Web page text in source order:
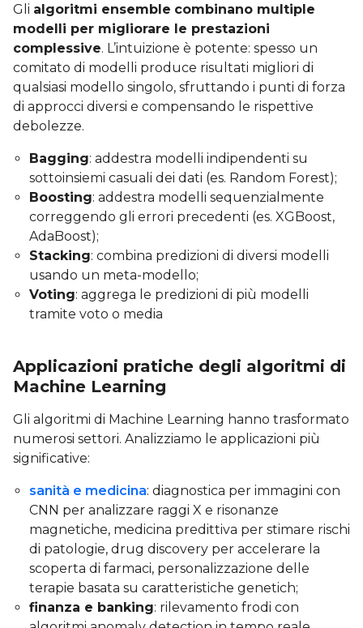
Gli algoritmi ensemble combinano multiple
modelli per migliorare le prestazioni
complessive. L’intuizione è potente: spesso un
comitato di modelli produce risultati migliori di
qualsiasi modello singolo, sfruttando i punti di forza
di approcci diversi e compensando le rispettive
debolezze.
Bagging: addestra modelli indipendenti su
sottoinsiemi casuali dei dati (es. Random Forest);
Boosting: addestra modelli sequenzialmente
correggendo gli errori precedenti (es. XGBoost,
AdaBoost);
Stacking: combina predizioni di diversi modelli
usando un meta-modello;
Voting: aggrega le predizioni di più modelli
tramite voto o media
Applicazioni pratiche degli algoritmi di
Machine Learning
Gli algoritmi di Machine Learning hanno trasformato
numerosi settori. Analizziamo le applicazioni più
significative:
sanità e medicina: diagnostica per immagini con
CNN per analizzare raggi X e risonanze
magnetiche, medicina predittiva per stimare rischi
di patologie, drug discovery per accelerare la
scoperta di farmaci, personalizzazione delle
terapie basata su caratteristiche genetich;
finanza e banking: rilevamento frodi con